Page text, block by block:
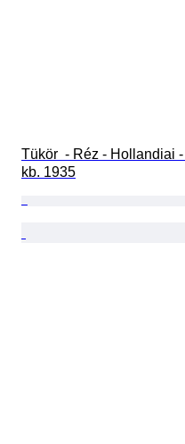
Tükör  - Réz - Hollandiai -
kb. 1935